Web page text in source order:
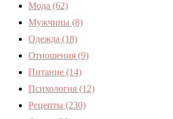
Мода (62)
Мужчины (8)
Одежда (18)
Отношения (9)
Питание (14)
Психология (12)
Рецепты (230)